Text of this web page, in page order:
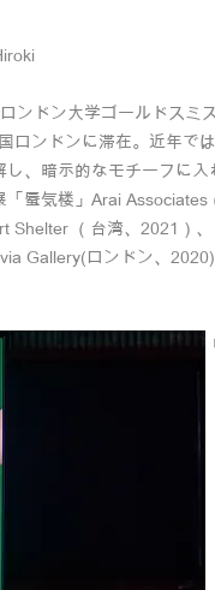
ンドン大学ゴールドス
ロンドンに滞在。近年で
、暗示的なモチーフに
蜃気楼」Arai
Shelter （台湾、2021）
Gallery(ロンドン、